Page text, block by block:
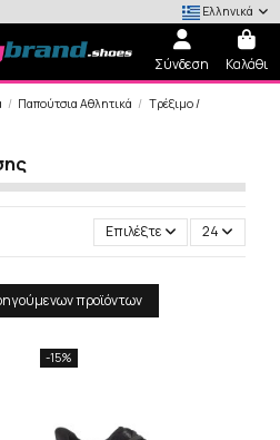
Ελληνικά
Σύνδεση Καλάθι
Παπούτσια Αθλητικά
Τρέξιμο /
Επιλέξτε 24
προϊόντων
-15%